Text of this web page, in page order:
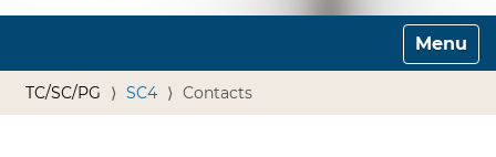
Toggle
TC/SC/PG SC4 Contacts